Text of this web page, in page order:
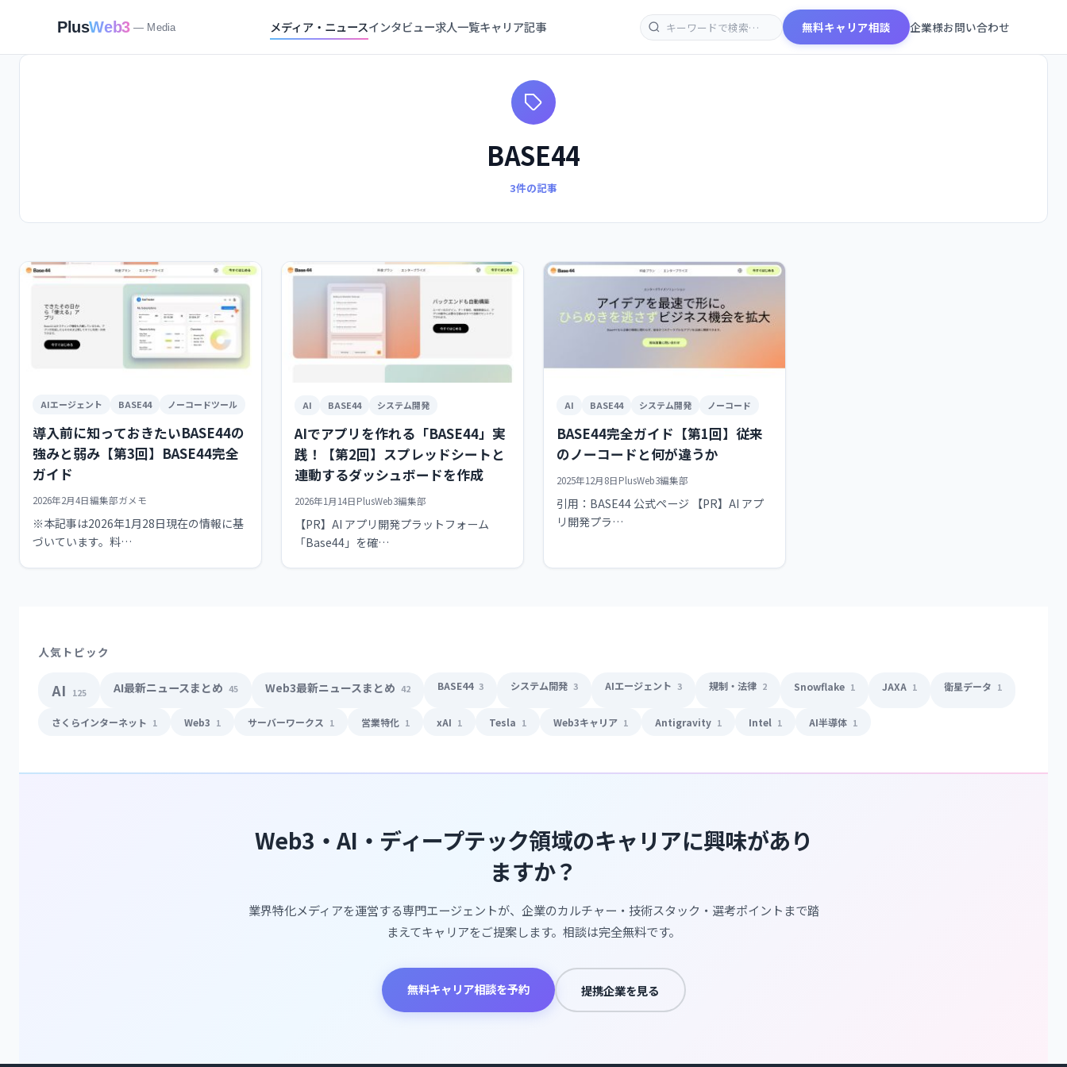
PlusWeb3 — Media メディア・ニュースインタビュー求人一覧キャリア記事 無料キャリア相談 企業様お問い合わせ
BASE44
3件の記事
AIエージェント BASE44 ノーコードツール
導入前に知っておきたいBASE44の
強みと弱み【第3回】BASE44完全
ガイド
2026年2月4日編集部ガメモ
※本記事は2026年1月28日現在の情報に基
づいています。料…
AI BASE44 システム開発
AIでアプリを作れる「BASE44」実
践！【第2回】スプレッドシートと
連動するダッシュボードを作成
2026年1月14日PlusWeb3編集部
【PR】AI アプリ開発プラットフォーム
「Base44」を確…
AI BASE44 システム開発 ノーコード
BASE44完全ガイド【第1回】従来
のノーコードと何が違うか
2025年12月8日PlusWeb3編集部
引用：BASE44 公式ページ 【PR】AI アプ
リ開発プラ…
人気トピック
AI 125 AI最新ニュースまとめ 45 Web3最新ニュースまとめ 42 BASE44 3 システム開発 3 AIエージェント 3 規制・法律 2 Snowflake 1 JAXA 1 衛星データ 1
さくらインターネット 1 Web3 1 サーバーワークス 1 営業特化 1 xAI 1 Tesla 1 Web3キャリア 1 Antigravity 1 Intel 1 AI半導体 1
Web3・AI・ディープテック領域のキャリアに興味があり
ますか？
業界特化メディアを運営する専門エージェントが、企業のカルチャー・技術スタック・選考ポイントまで踏
まえてキャリアをご提案します。相談は完全無料です。
無料キャリア相談を予約 提携企業を見る